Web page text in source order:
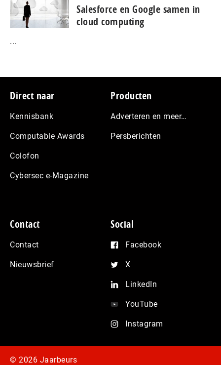
Salesforce en Google samen in
cloud computing
...
Footer
Direct naar
Kennisbank
Computable Awards
Colofon
Cybersec e-Magazine
Producten
Adverteren en meer…
Persberichten
Contact
Contact
Nieuwsbrief
Social
Facebook
X
LinkedIn
YouTube
Instagram
© 2026 Jaarbeurs